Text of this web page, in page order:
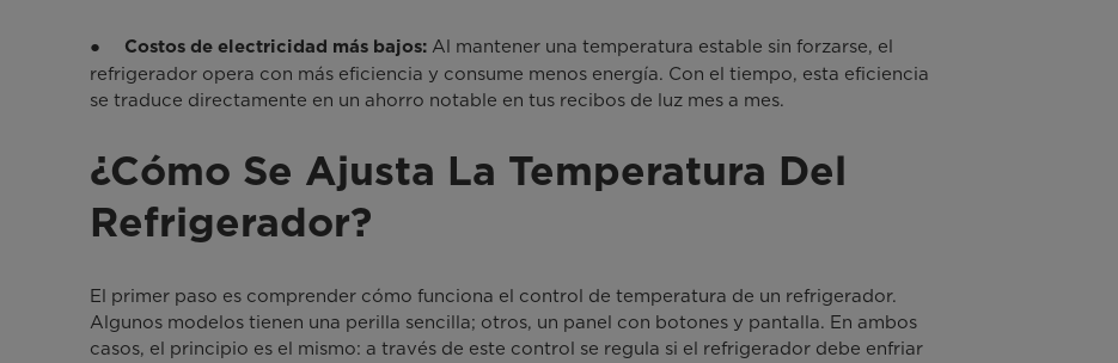
● Costos de electricidad más bajos: Al mantener una temperatura estable sin forzarse, el
refrigerador opera con más eficiencia y consume menos energía. Con el tiempo, esta eficiencia
se traduce directamente en un ahorro notable en tus recibos de luz mes a mes.
¿Cómo Se Ajusta La Temperatura Del
Refrigerador?
El primer paso es comprender cómo funciona el control de temperatura de un refrigerador.
Algunos modelos tienen una perilla sencilla; otros, un panel con botones y pantalla. En ambos
casos, el principio es el mismo: a través de este control se regula si el refrigerador debe enfriar